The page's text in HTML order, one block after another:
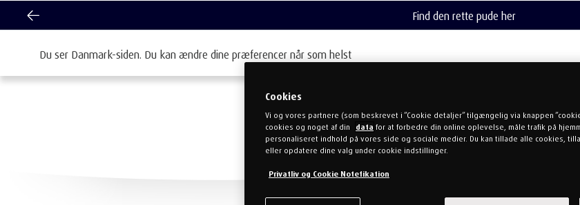
Find den rette pude her
Du ser Danmark-siden. Du kan ændre dine præferencer når som helst KATALOGER
Cookies
Vi og vores partnere (som beskrevet i ”Cookie detaljer” tilgængelig via knappen
cookies og noget af din
data for at forbedre din online oplevelse, måle trafik på
personaliseret indhold på vores side og sociale medier. Du kan tillade alle cookies,
eller opdatere dine valg under cookie indstillinger.
Privatliv og Cookie Notefikation